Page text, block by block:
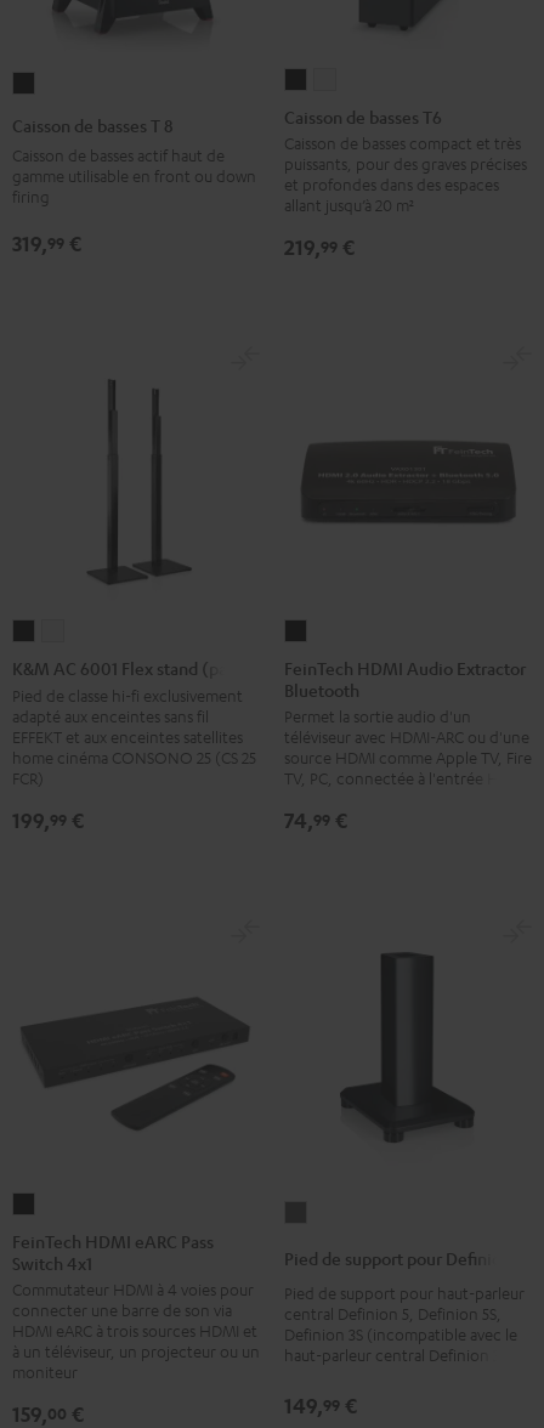
T
8
Caisson de basses T 8
Caisson de basses actif haut de
gamme utilisable en front ou down
firing
319,99 €
basses
T6
Noir
de
basses
T6
Blanc
Caisson de basses T6
Caisson de basses compact et très
puissants, pour des graves précises
et profondes dans des espaces
allant jusqu’à 20 m²
219,99 €
AC
6001
Flex
stand
(pair)
AC
6001
Flex
stand
K&M AC 6001 Flex stand (pair)
Pied de classe hi-fi exclusivement
adapté aux enceintes sans fil
EFFEKT et aux enceintes satellites
home cinéma CONSONO 25 (CS 25
FCR)
199,99 €
HDMI
Audio
Extractor
Bluetooth
Noir
FeinTech HDMI Audio Extractor
Bluetooth
Permet la sortie audio d'un
téléviseur avec HDMI-ARC ou d'une
source HDMI comme Apple TV, Fire
TV, PC, connectée à l'entrée HDMI
74,99 €
HDMI
eARC
Pass
Switch
4x1
Noir
FeinTech HDMI eARC Pass
Switch 4x1
Commutateur HDMI à 4 voies pour
connecter une barre de son via
HDMI eARC à trois sources HDMI et
à un téléviseur, un projecteur ou un
moniteur
159,00 €
support
pour
Definion
Anthracite
Pied de support pour Definion
Pied de support pour haut-parleur
central Definion 5, Definion 5S,
Definion 3S (incompatible avec le
haut-parleur central Definion 3)
149,99 €